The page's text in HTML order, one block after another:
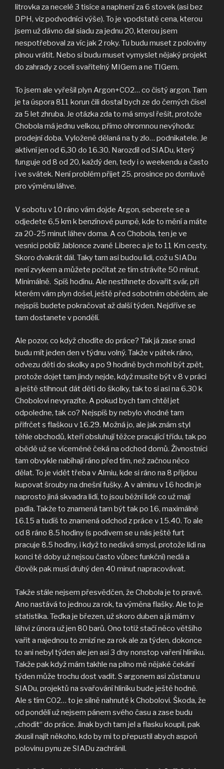
litrovka za necelé 3 tisíce a naplnení za 6 stovek (asi bez
DPH, viz podvodníci výše). To je vpodstatě cena, kterou
jsem už dávno dal siadu za jednu 20, kterou jsem
nespotřeboval za víc jak 2 roky. Tu budu muset z poloviny
plnou vrátit. Nebo si budu muset vymyslet nějaký projekt
do zahrady z oceli svařitelný MIGem a ne TIGem.
To jsem ale vyřešil plyn Argon+CO2… co čistý argon. Tam
je ta úspora 811 korun čili dostal bych ze do černých čísel
za 5 let zhruba. Je otázka zda to má smysl řešit, protože
Chobola má jednu velkou, přímo ohromnou nevýhodu:
prodejní doba. Vyloženě dělaná na ty zlo… podnikatele. Je
aktivní jen od 6,30 do 16.30. Narozdíl od SIADu, který
funguje od 8 od 20, každý den, tedy i o weekendu a často
i ve svátek. Není problém přijet 25. prosince po domluvě
pro výměnu láhve.
V sobotu v 10 ráno vám dojde Argon, seberete se a
odjedete 6,5 km k benzínové pumpě, kde to mění a máte
za 20-25 minut láhev doma. A co Chobola, ten je ve
vesnici poblíž Jablonce zvané Liberec a je to 11 Km cesty.
Skoro dvakrát dál. Taky tam asi budou lidi, což u SIADu
není zvykem a můžete počítat ze tím strávíte 50 minut.
Minimálně. Spíš hodinu. Ale nestihnete dovařit svár, při
kterém vám plyn došel, ještě před sobotním oběděm, ale
nejspíš budete pokračovat až další týden. Nejdříve se
tam dostanete v pondělí.
Ale pozor, co když chodíte do práce? Tak já zase snad
budu mít jeden den v týdnu volný. Takže v pátek ráno,
odvezu děti do skolky a po 9 hodině bych mohl být zpět,
protože dojet tam jindy nejde, když musíte být v 8 v práci
a ještě stihnout dát děti do školky, tak to si asi na 6.30 k
Chobolovi nevyrazíte. A pokud bych tam chtěl jet
odpoledne, tak co? Nejspíš by nebylo vhodné tam
přifrčet s flaškou v 16.29. Možná jo, ale jak znám styl
těhle obchodů, kteří obsluhují těžce pracující třídu, tak po
obědě už se víceméně čeká na odchod domů. Živnostníci
tam obvykle nabíhají ráno před tím, než začnou něco
dělat. To je vidět třeba v Almiu, kde si ráno na 8 přijdou
kupovat šrouby na dnešní fušky. A v alminu v 16 hodin je
naprosto jiná skvadra lidí, to jsou běžní lidé co už mají
padla. Takže to znamená tam být tak po 16, maximálně
16.15 a tudíš to znamená odchod z práce v 15.40. To ale
od 8 ráno 8.5 hodiny (s podivem se u nás ještě furt
pracuje 8.5 hodiny, i když to nedává smysl, protože lidi na
konci té doby už nejsou často vůbec funkční) nedá a
člověk pak musí druhý den 40 minut napracovávat.
Takže stále nejsem přesvědčen, že Chobola je to pravé.
Ano nastává to jednou za rok, ta výměna flašky. Ale to je
statistika. Teďka je březen, už skoro duben a já mám v
láhvi z února už jen 80 barů. Ono totiž stačí něco většího
vařit a najednou to zmizí ne za rok ale za týden, dokonce
to ani nebyl týden ale jen asi 3 dny nonstop vaření hlíníku.
Takže pak když mám takhle na pilno mě nějaké čekání
týden může trochu dost vadit. S argonem asi zůstanu u
SIADu, projektů na svařování hliníku bude ještě hodně.
Ale s tím CO2… to je silně nahnuté k Chobolovi. Škoda, že
od pondělí už nejsem pánem svého času a zase budu
„chodit“ do práce. Jinak bych tam jel a flasku koupil, pak
zkusil najít někoho, kdo by mi to přepustil abych aspoň
polovinu pynu ze SIADu zachránil.